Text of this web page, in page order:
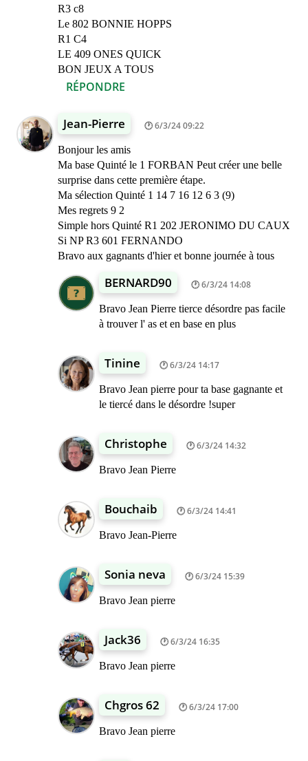
R3 c8
Le 802 BONNIE HOPPS
R1 C4
LE 409 ONES QUICK
BON JEUX A TOUS
RÉPONDRE
Jean-Pierre 6/3/24 09:22
Bonjour les amis
Ma base Quinté le 1 FORBAN Peut créer une belle
surprise dans cette première étape.
Ma sélection Quinté 1 14 7 16 12 6 3 (9)
Mes regrets 9 2
Simple hors Quinté R1 202 JERONIMO DU CAUX
Si NP R3 601 FERNANDO
Bravo aux gagnants d'hier et bonne journée à tous
BERNARD90 6/3/24 14:08
Bravo Jean Pierre tierce désordre pas facile
à trouver l' as et en base en plus
Tinine 6/3/24 14:17
Bravo Jean pierre pour ta base gagnante et
le tiercé dans le désordre !super
Christophe 6/3/24 14:32
Bravo Jean Pierre
Bouchaib 6/3/24 14:41
Bravo Jean-Pierre
Sonia neva 6/3/24 15:39
Bravo Jean pierre
Jack36 6/3/24 16:35
Bravo Jean pierre
Chgros 62 6/3/24 17:00
Bravo Jean pierre